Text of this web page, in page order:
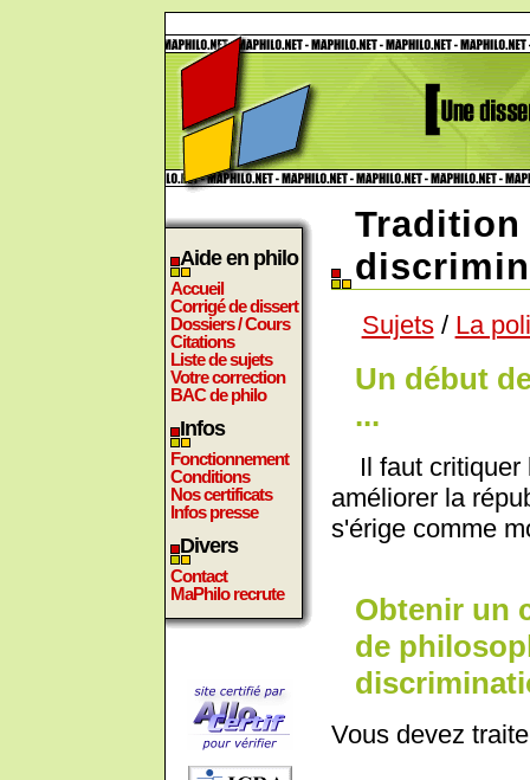
Aide en philo
Accueil
Corrigé de dissert
Dossiers / Cours
Citations
Liste de sujets
Votre correction
BAC de philo
Infos
Fonctionnement
Conditions
Nos certificats
Infos presse
Divers
Contact
MaPhilo recrute
Sujets/ La
Un début
...
Il faut critiquer
améliorer la
s'érige comme
Obtenir un
de
Vous devez